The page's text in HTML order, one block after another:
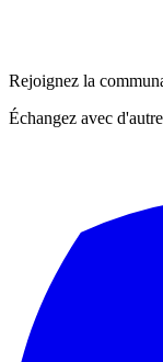
Rejoignez la
Échangez avec